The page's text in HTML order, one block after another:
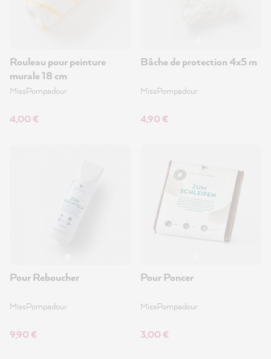
Rouleau pour peinture
murale 18 cm
MissPompadour
4,00 €
Bâche de protection 4x5 m
MissPompadour
4,90 €
Pour Reboucher
MissPompadour
9,90 €
Pour Poncer
MissPompadour
3,00 €